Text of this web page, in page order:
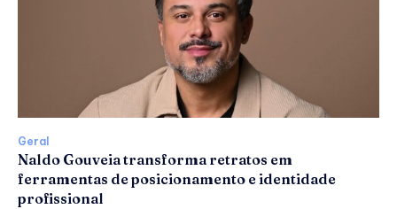
Geral
Naldo Gouveia transforma retratos em
ferramentas de posicionamento e identidade
profissional